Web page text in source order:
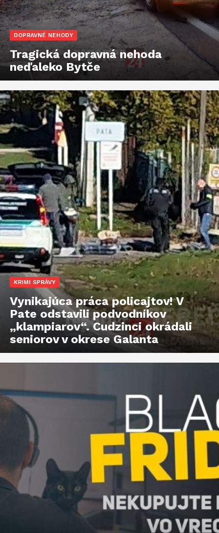
DOPRAVNÉ NEHODY
Tragická dopravná nehoda
neďaleko Bytče
KRIMI SPRÁVY
Vynikajúca práca policajtov! V
Pate odstavili podvodníkov
„klampiarov“. Cudzinci okrádali
seniorov v okrese Galanta